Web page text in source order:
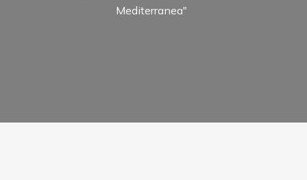
Mediterranea"